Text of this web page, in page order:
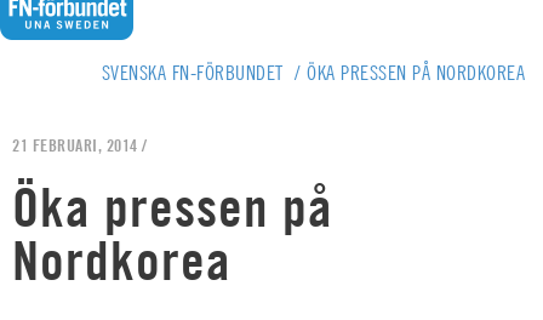
SVENSKA FN-FÖRBUNDET / ÖKA PRESSEN PÅ NORDKOREA
21 FEBRUARI, 2014 /
Öka pressen på
Nordkorea